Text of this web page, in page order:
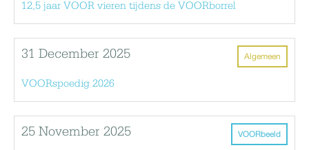
12,5 jaar VOOR vieren tijdens de VOORborrel
Algemeen
31 December 2025
VOORspoedig 2026
VOORbeeld
25 November 2025